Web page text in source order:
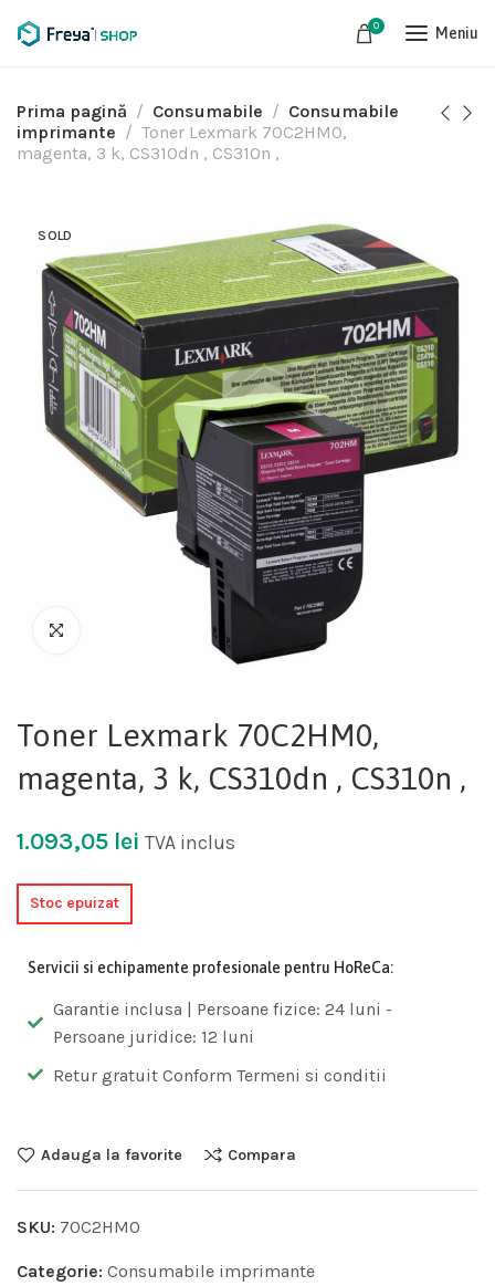
0 Meniu
Prima pagină Consumabile
Consumabile
imprimante
Toner Lexmark 70C2HM0,
magenta, 3 k, CS310dn , CS310n ,
SOLD
Toner Lexmark 70C2HM0,
magenta, 3 k, CS310dn , CS310n ,
1.093,05 lei TVA inclus
Stoc epuizat
Servicii si echipamente profesionale pentru HoReCa:
Garantie inclusa | Persoane fizice: 24 luni -
Persoane juridice: 12 luni
Retur gratuit Conform Termeni si conditii
Adauga la favorite Compara
SKU: 70C2HM0
Categorie: Consumabile imprimante